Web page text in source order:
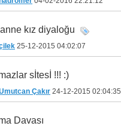
kız diyaloğu
25-12-2015 04:02:07
sİtesİ !!! :)
Çakır 24-12-2015 02:04:35
Davası